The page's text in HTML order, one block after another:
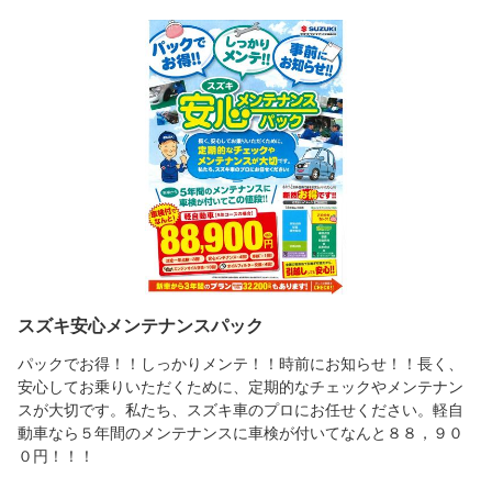
スズキ安心メンテナンスパック
パックでお得！！しっかりメンテ！！時前にお知らせ！！長く、
安心してお乗りいただくために、定期的なチェックやメンテナン
スが大切です。私たち、スズキ車のプロにお任せください。軽自
動車なら５年間のメンテナンスに車検が付いてなんと８８，９０
０円！！！